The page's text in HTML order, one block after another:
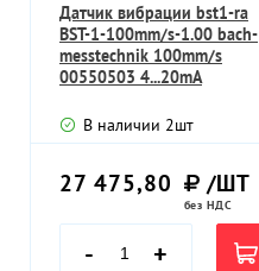
Датчик вибрации bst1-ra
BST-1-100mm/s-1.00 bach-
messtechnik 100mm/s
00550503 4...20mA
В наличии 2шт
27 475,80 /ШТ
без НДС
- +